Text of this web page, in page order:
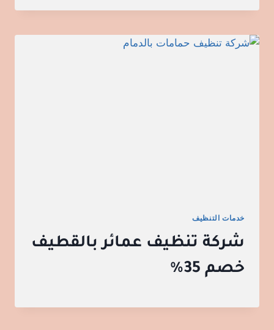
خدمات التنظيف
شركة تنظيف عمائر بالقطيف
خصم 35%